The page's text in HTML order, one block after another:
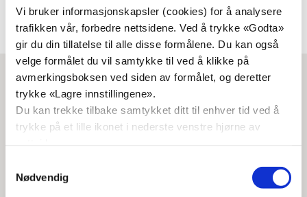
Vi bruker informasjonskapsler (cookies) for å analysere
trafikken vår, forbedre nettsidene. Ved å trykke «Godta»
gir du din tillatelse til alle disse formålene. Du kan også
velge formålet du vil samtykke til ved å klikke på
avmerkingsboksen ved siden av formålet, og deretter
trykke «Lagre innstillingene».
Du kan trekke tilbake samtykket ditt til enhver tid ved å
trykke på et lille ikonet i nederste venstre hjørne av
Nødvendig
Andreas
Irene Sørensen